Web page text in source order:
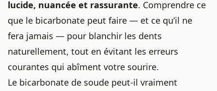
lucide, nuancée et rassurante. Comprendre ce
que le bicarbonate peut faire — et ce qu’il ne
fera jamais — pour blanchir les dents
naturellement, tout en évitant les erreurs
courantes qui abîment votre sourire.
Le bicarbonate de soude peut-il vraiment